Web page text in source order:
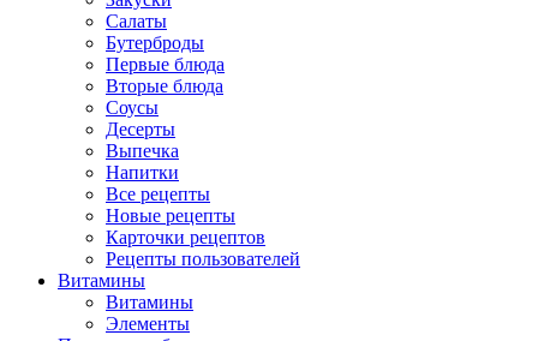
Салаты
Бутерброды
Первые блюда
Вторые блюда
Соусы
Десерты
Выпечка
Напитки
Все рецепты
Новые рецепты
Карточки рецептов
Рецепты пользователей
Витамины
Витамины
Элементы